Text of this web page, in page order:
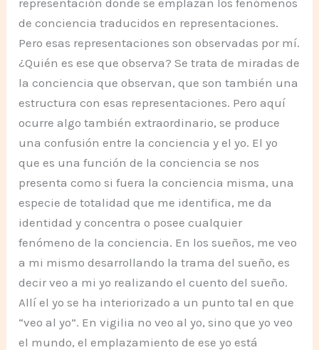
de conciencia traducidos en representaciones.
Pero esas representaciones son observadas por mí.
¿Quién es ese que observa? Se trata de miradas de
la conciencia que observan, que son también una
estructura con esas representaciones. Pero aquí
ocurre algo también extraordinario, se produce
una confusión entre la conciencia y el yo. El yo
que es una función de la conciencia se nos
presenta como si fuera la conciencia misma, una
especie de totalidad que me identifica, me da
identidad y concentra o posee cualquier
fenómeno de la conciencia. En los sueños, me veo
a mi mismo desarrollando la trama del sueño, es
decir veo a mi yo realizando el cuento del sueño.
Allí el yo se ha interiorizado a un punto tal en que
“veo al yo”. En vigilia no veo al yo, sino que yo veo
el mundo, el emplazamiento de ese yo está